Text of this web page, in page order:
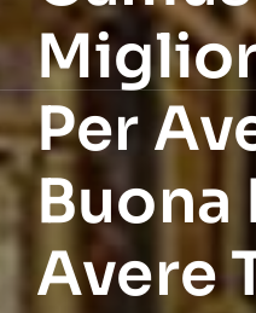
Per
Buona
Avere